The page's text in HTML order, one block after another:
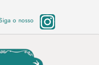
o nosso